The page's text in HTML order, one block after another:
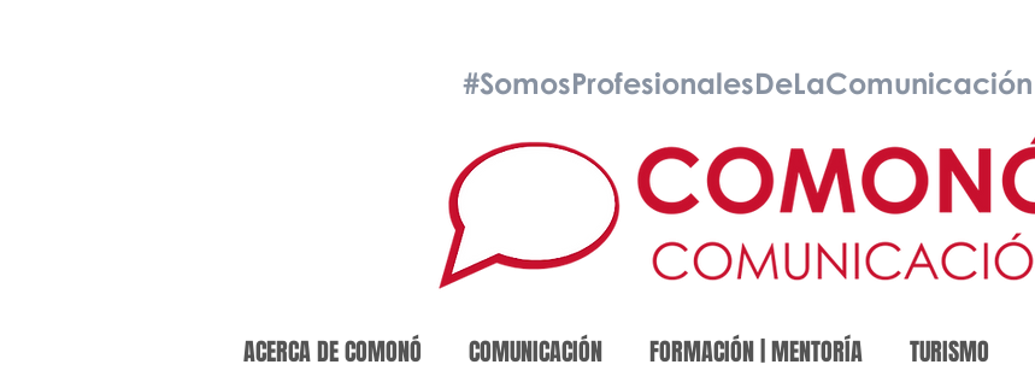
#SomosProfesionalesDeLaComunicación
ACERCA DE COMONÓ COMUNICACIÓN FORMACIÓN | MENTORÍA TURISMO